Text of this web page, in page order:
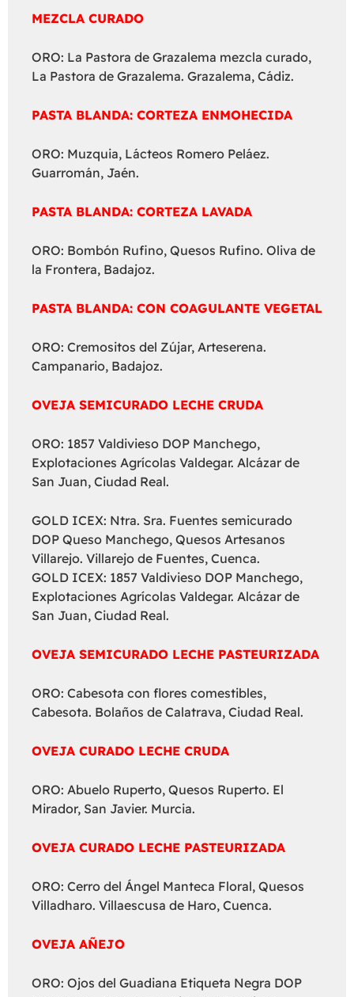
MEZCLA CURADO
ORO: La Pastora de Grazalema mezcla curado,
La Pastora de Grazalema. Grazalema, Cádiz.
PASTA BLANDA: CORTEZA ENMOHECIDA
ORO: Muzquia, Lácteos Romero Peláez.
Guarromán, Jaén.
PASTA BLANDA: CORTEZA LAVADA
ORO: Bombón Rufino, Quesos Rufino. Oliva de
la Frontera, Badajoz.
PASTA BLANDA: CON COAGULANTE VEGETAL
ORO: Cremositos del Zújar, Arteserena.
Campanario, Badajoz.
OVEJA SEMICURADO LECHE CRUDA
ORO: 1857 Valdivieso DOP Manchego,
Explotaciones Agrícolas Valdegar. Alcázar de
San Juan, Ciudad Real.
GOLD ICEX: Ntra. Sra. Fuentes semicurado
DOP Queso Manchego, Quesos Artesanos
Villarejo. Villarejo de Fuentes, Cuenca.
GOLD ICEX: 1857 Valdivieso DOP Manchego,
Explotaciones Agrícolas Valdegar. Alcázar de
San Juan, Ciudad Real.
OVEJA SEMICURADO LECHE PASTEURIZADA
ORO: Cabesota con flores comestibles,
Cabesota. Bolaños de Calatrava, Ciudad Real.
OVEJA CURADO LECHE CRUDA
ORO: Abuelo Ruperto, Quesos Ruperto. El
Mirador, San Javier. Murcia.
OVEJA CURADO LECHE PASTEURIZADA
ORO: Cerro del Ángel Manteca Floral, Quesos
Villadharo. Villaescusa de Haro, Cuenca.
OVEJA AÑEJO
ORO: Ojos del Guadiana Etiqueta Negra DOP